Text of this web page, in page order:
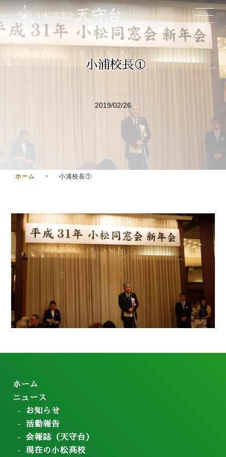
小浦校長①
2019/02/26
ホーム 小浦校長①
ホーム
ニュース
お知らせ
活動報告
会報誌（天守台）
現在の小松高校